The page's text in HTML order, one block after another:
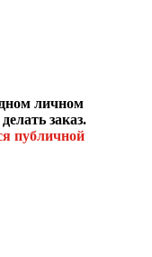
личном
заказ.
публичной